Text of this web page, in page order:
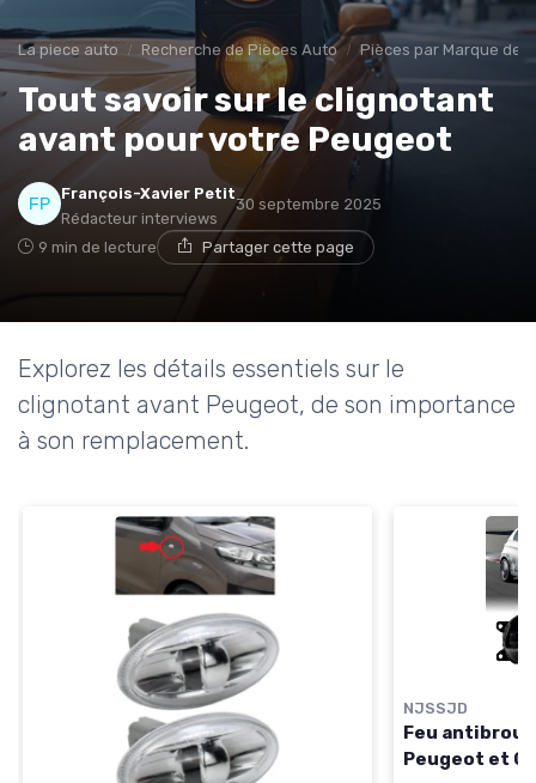
La piece auto Recherche de Pièces Auto Pièces par Marque de
Tout savoir sur le clignotant
avant pour votre Peugeot
François-Xavier Petit
Rédacteur interviews
30 septembre 2025
9 min de lecture Partager cette page
Explorez les détails essentiels sur le
clignotant avant Peugeot, de son importance
à son remplacement.
NJSSJD
Feu
Peugeot et